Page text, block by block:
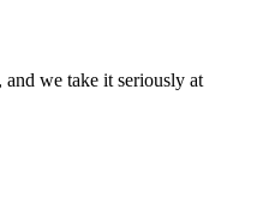
we take it seriously at